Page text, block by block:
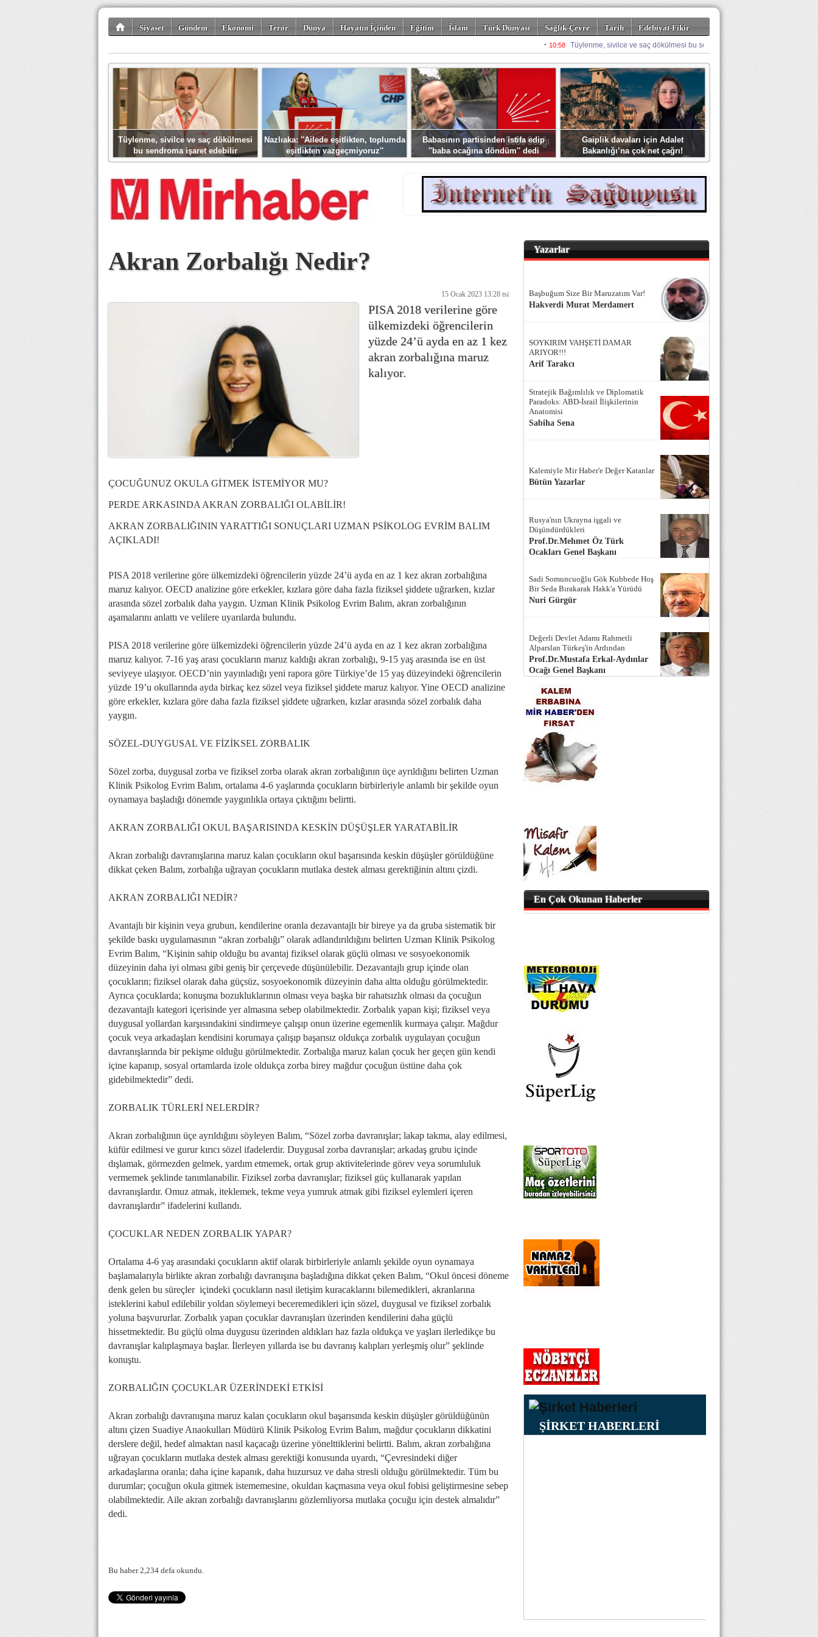
Siyaset Gündem Ekonomi Terör Dünya Hayatın İçinden Eğitim İslam Türk Dünyası Sağlık-Çevre Tarih
Edebiyat-Fikir
Tüylenme, sivilce ve saç dökülmesi
bu sendroma işaret edebilir
Nazlıaka: ''Ailede eşitlikten, toplumda
eşitlikten vazgeçmiyoruz''
Babasının partisinden istifa edip
''baba ocağına döndüm'' dedi
Gaiplik davaları için Adalet
Bakanlığı’na çok net çağrı!
Akran Zorbalığı Nedir?
15 Ocak 2023 13:28 tsi
PISA 2018 verilerine göre
ülkemizdeki öğrencilerin
yüzde 24’ü ayda en az 1 kez
akran zorbalığına maruz
kalıyor.
ÇOCUĞUNUZ OKULA GİTMEK İSTEMİYOR MU?
PERDE ARKASINDA AKRAN ZORBALIĞI OLABİLİR!
AKRAN ZORBALIĞININ YARATTIĞI SONUÇLARI UZMAN PSİKOLOG EVRİM BALIM
AÇIKLADI!
PISA 2018 verilerine göre ülkemizdeki öğrencilerin yüzde 24’ü ayda en az 1 kez akran zorbalığına
maruz kalıyor. OECD analizine göre erkekler, kızlara göre daha fazla fiziksel şiddete uğrarken, kızlar
arasında sözel zorbalık daha yaygın. Uzman Klinik Psikolog Evrim Balım, akran zorbalığının
aşamalarını anlattı ve velilere uyarılarda bulundu.
PISA 2018 verilerine göre ülkemizdeki öğrencilerin yüzde 24’ü ayda en az 1 kez akran zorbalığına
maruz kalıyor. 7-16 yaş arası çocukların maruz kaldığı akran zorbalığı, 9-15 yaş arasında ise en üst
seviyeye ulaşıyor. OECD’nin yayınladığı yeni rapora göre Türkiye’de 15 yaş düzeyindeki öğrencilerin
yüzde 19’u okullarında ayda birkaç kez sözel veya fiziksel şiddete maruz kalıyor. Yine OECD analizine
göre erkekler, kızlara göre daha fazla fiziksel şiddete uğrarken, kızlar arasında sözel zorbalık daha
yaygın.
SÖZEL-DUYGUSAL VE FİZİKSEL ZORBALIK
Sözel zorba, duygusal zorba ve fiziksel zorba olarak akran zorbalığının üçe ayrıldığını belirten Uzman
Klinik Psikolog Evrim Balım, ortalama 4-6 yaşlarında çocukların birbirleriyle anlamlı bir şekilde oyun
oynamaya başladığı dönemde yaygınlıkla ortaya çıktığını belirtti.
AKRAN ZORBALIĞI OKUL BAŞARISINDA KESKİN DÜŞÜŞLER YARATABİLİR
Akran zorbalığı davranışlarına maruz kalan çocukların okul başarısında keskin düşüşler görüldüğüne
dikkat çeken Balım, zorbalığa uğrayan çocukların mutlaka destek alması gerektiğinin altını çizdi.
AKRAN ZORBALIĞI NEDİR?
Avantajlı bir kişinin veya grubun, kendilerine oranla dezavantajlı bir bireye ya da gruba sistematik bir
şekilde baskı uygulamasının “akran zorbalığı” olarak adlandırıldığını belirten Uzman Klinik Psikolog
Evrim Balım, “Kişinin sahip olduğu bu avantaj fiziksel olarak güçlü olması ve sosyoekonomik
düzeyinin daha iyi olması gibi geniş bir çerçevede düşünülebilir. Dezavantajlı grup içinde olan
çocukların; fiziksel olarak daha güçsüz, sosyoekonomik düzeyinin daha altta olduğu görülmektedir.
Ayrıca çocuklarda; konuşma bozukluklarının olması veya başka bir rahatsızlık olması da çocuğun
dezavantajlı kategori içerisinde yer almasına sebep olabilmektedir. Zorbalık yapan kişi; fiziksel veya
duygusal yollardan karşısındakini sindirmeye çalışıp onun üzerine egemenlik kurmaya çalışır. Mağdur
çocuk veya arkadaşları kendisini korumaya çalışıp başarısız oldukça zorbalık uygulayan çocuğun
davranışlarında bir pekişme olduğu görülmektedir. Zorbalığa maruz kalan çocuk her geçen gün kendi
içine kapanıp, sosyal ortamlarda izole oldukça zorba birey mağdur çocuğun üstüne daha çok
gidebilmektedir” dedi.
ZORBALIK TÜRLERİ NELERDİR?
Akran zorbalığının üçe ayrıldığını söyleyen Balım, “Sözel zorba davranışlar; lakap takma, alay edilmesi,
küfür edilmesi ve gurur kırıcı sözel ifadelerdir. Duygusal zorba davranışlar; arkadaş grubu içinde
dışlamak, görmezden gelmek, yardım etmemek, ortak grup aktivitelerinde görev veya sorumluluk
vermemek şeklinde tanımlanabilir. Fiziksel zorba davranışlar; fiziksel güç kullanarak yapılan
davranışlardır. Omuz atmak, iteklemek, tekme veya yumruk atmak gibi fiziksel eylemleri içeren
davranışlardır” ifadelerini kullandı.
ÇOCUKLAR NEDEN ZORBALIK YAPAR?
Ortalama 4-6 yaş arasındaki çocukların aktif olarak birbirleriyle anlamlı şekilde oyun oynamaya
başlamalarıyla birlikte akran zorbalığı davranışına başladığına dikkat çeken Balım, “Okul öncesi döneme
denk gelen bu süreçler içindeki çocukların nasıl iletişim kuracaklarını bilemedikleri, akranlarına
isteklerini kabul edilebilir yoldan söylemeyi beceremedikleri için sözel, duygusal ve fiziksel zorbalık
yoluna başvururlar. Zorbalık yapan çocuklar davranışları üzerinden kendilerini daha güçlü
hissetmektedir. Bu güçlü olma duygusu üzerinden aldıkları haz fazla oldukça ve yaşları ilerledikçe bu
davranışlar kalıplaşmaya başlar. İlerleyen yıllarda ise bu davranış kalıpları yerleşmiş olur” şeklinde
konuştu.
ZORBALIĞIN ÇOCUKLAR ÜZERİNDEKİ ETKİSİ
Akran zorbalığı davranışına maruz kalan çocukların okul başarısında keskin düşüşler görüldüğünün
altını çizen Suadiye Anaokulları Müdürü Klinik Psikolog Evrim Balım, mağdur çocukların dikkatini
derslere değil, hedef almaktan nasıl kaçacağı üzerine yönelttiklerini belirtti. Balım, akran zorbalığına
uğrayan çocukların mutlaka destek alması gerektiği konusunda uyardı, “Çevresindeki diğer
arkadaşlarına oranla; daha içine kapanık, daha huzursuz ve daha stresli olduğu görülmektedir. Tüm bu
durumlar; çocuğun okula gitmek istememesine, okuldan kaçmasına veya okul fobisi geliştirmesine sebep
olabilmektedir. Aile akran zorbalığı davranışlarını gözlemliyorsa mutlaka çocuğu için destek almalıdır”
dedi.
Bu haber 2,234 defa okundu.
Yazarlar
Başbuğum Size Bir Maruzatım Var!
Hakverdi Murat Merdamert
SOYKIRIM VAHŞETİ DAMAR
ARIYOR!!!
Arif Tarakcı
Stratejik Bağımlılık ve Diplomatik
Paradoks: ABD-İsrail İlişkilerinin
Anatomisi
Sabiha Sena
Kalemiyle Mir Haber'e Değer Katanlar
Bütün Yazarlar
Rusya'nın Ukrayna işgali ve
Düşündürdükleri
Prof.Dr.Mehmet Öz Türk
Ocakları Genel Başkanı
Sadi Somuncuoğlu Gök Kubbede Hoş
Bir Seda Bırakarak Hakk'a Yürüdü
Nuri Gürgür
Değerli Devlet Adamı Rahmetli
Alparslan Türkeş'in Ardından
Prof.Dr.Mustafa Erkal-Aydınlar
Ocağı Genel Başkanı
En Çok Okunan Haberler
ŞİRKET HABERLERİ